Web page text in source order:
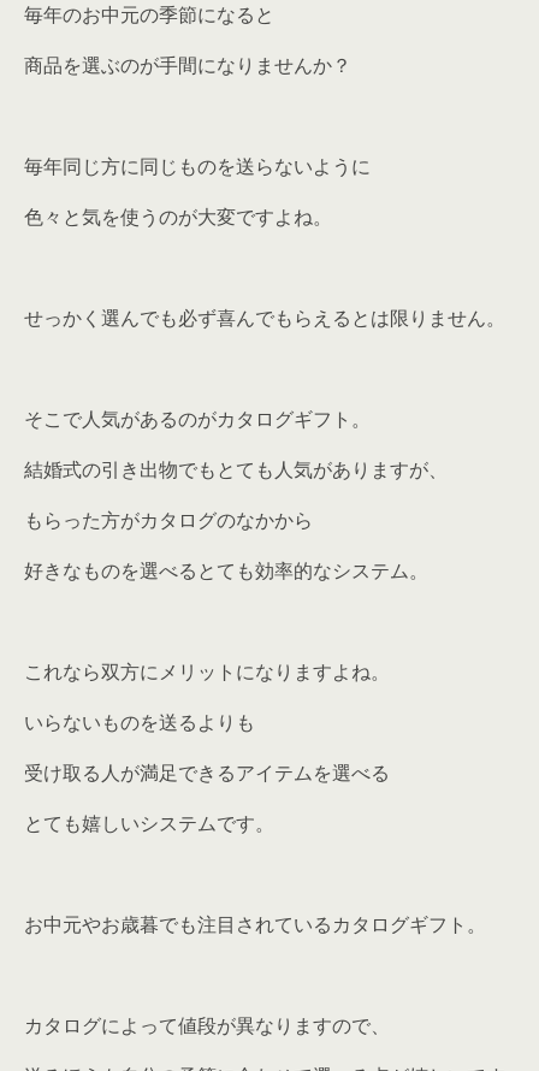
毎年のお中元の季節になると
商品を選ぶのが手間になりませんか？
毎年同じ方に同じものを送らないように
色々と気を使うのが大変ですよね。
せっかく選んでも必ず喜んでもらえるとは限りません。
そこで人気があるのがカタログギフト。
結婚式の引き出物でもとても人気がありますが、
もらった方がカタログのなかから
好きなものを選べるとても効率的なシステム。
これなら双方にメリットになりますよね。
いらないものを送るよりも
受け取る人が満足できるアイテムを選べる
とても嬉しいシステムです。
お中元やお歳暮でも注目されているカタログギフト。
カタログによって値段が異なりますので、